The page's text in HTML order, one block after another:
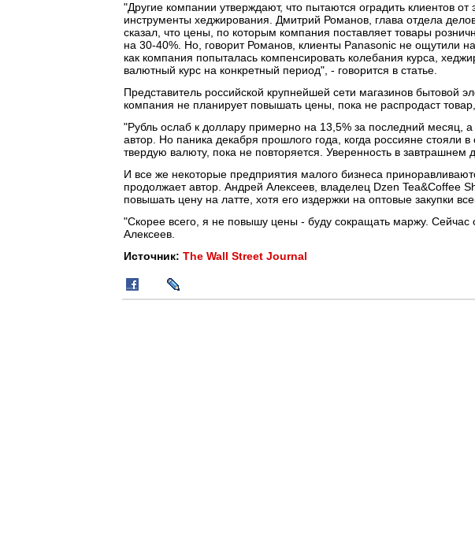
"Другие компании утверждают, что пытаются оградить клиентов
инструменты хеджирования. Дмитрий Романов, глава отдела
сказал, что цены, по которым компания поставляет товары
на 30-40%. Но, говорит Романов, клиенты Panasonic не ощутили
как компания попыталась компенсировать колебания курса,
валютный курс на конкретный период", - говорится в статье.
Представитель российской крупнейшей сети магазинов бытовой
компания не планирует повышать цены, пока не распродаст
"Рубль ослаб к доллару примерно на 13,5% за последний месяц,
автор. Но паника декабря прошлого года, когда россияне стояли
твердую валюту, пока не повторяется. Уверенность в завтрашнем
И все же некоторые предприятия малого бизнеса
продолжает автор. Андрей Алексеев, владелец Dzen Tea&Coffee
повышать цену на латте, хотя его издержки на оптовые закупки
"Скорее всего, я не повышу цены - буду сокращать маржу. Сейчас
Алексеев.
Источник: The Wall Street Journal